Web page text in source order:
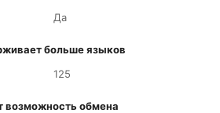
Да
больше языков
125
возможность обмена